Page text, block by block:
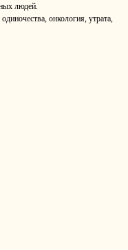
людей.
онкология, утрата,